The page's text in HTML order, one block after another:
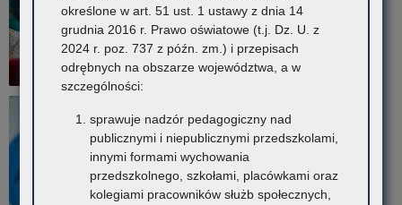
określone w art. 51 ust. 1 ustawy z dnia 14
grudnia 2016 r. Prawo oświatowe (t.j. Dz. U. z
2024 r. poz. 737 z późn. zm.) i przepisach
odrębnych na obszarze województwa, a w
szczególności:
sprawuje nadzór pedagogiczny nad
publicznymi i niepublicznymi przedszkolami,
innymi formami wychowania
przedszkolnego, szkołami, placówkami oraz
kolegiami pracowników służb społecznych,